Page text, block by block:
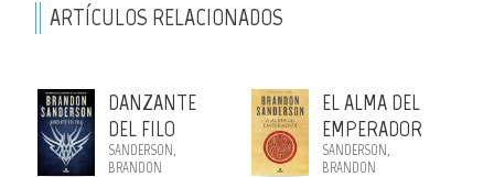
ARTÍCULOS RELACIONADOS
DANZANTE
DEL FILO
SANDERSON,
BRANDON
EL ALMA DEL
EMPERADOR
SANDERSON,
BRANDON